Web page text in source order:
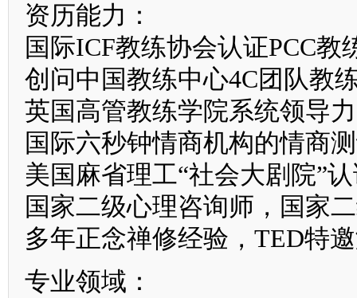
资历能力：
国际ICF教练协会认证PCC教
创问中国教练中心4C团队教
英国高管教练学院系统领导
国际六秒钟情商机构的情商
美国麻省理工“社会大剧院”
国家二级心理咨询师，国家
多年正念禅修经验，TED特
专业领域：